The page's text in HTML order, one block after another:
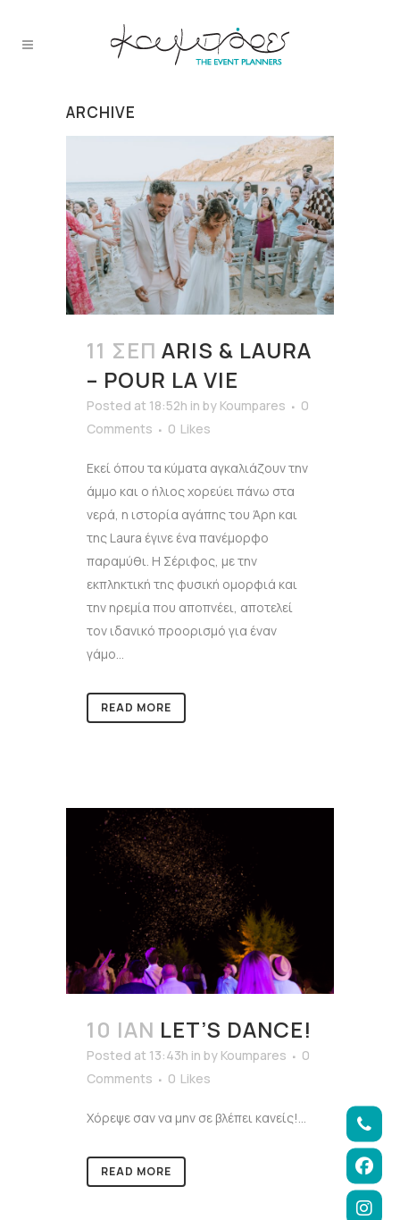
ARCHIVE
11 ΣΕΠ ARIS & LAURA
– POUR LA VIE
Posted at 18:52h in by Koumpares
0
Comments
0 Likes
Εκεί όπου τα κύματα αγκαλιάζουν την
άμμο και ο ήλιος χορεύει πάνω στα
νερά, η ιστορία αγάπης του Άρη και
της Laura έγινε ένα πανέμορφο
παραμύθι. Η Σέριφος, με την
εκπληκτική της φυσική ομορφιά και
την ηρεμία που αποπνέει, αποτελεί
τον ιδανικό προορισμό για έναν
γάμο...
READ MORE
10 ΙΑΝ LET’S DANCE!
Posted at 13:43h in by Koumpares
0
Comments
0 Likes
Χόρεψε σαν να μην σε βλέπει κανείς!...
READ MORE